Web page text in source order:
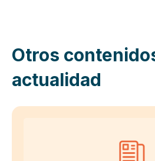
Otros
actualidad